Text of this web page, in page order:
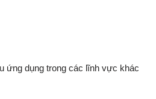
ứng dụng trong các lĩnh vực khác